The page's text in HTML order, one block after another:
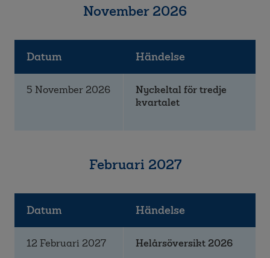
November 2026
Datum Händelse
5 November 2026
Nyckeltal för tredje
kvartalet
Februari 2027
Datum Händelse
12 Februari 2027 Helårsöversikt 2026